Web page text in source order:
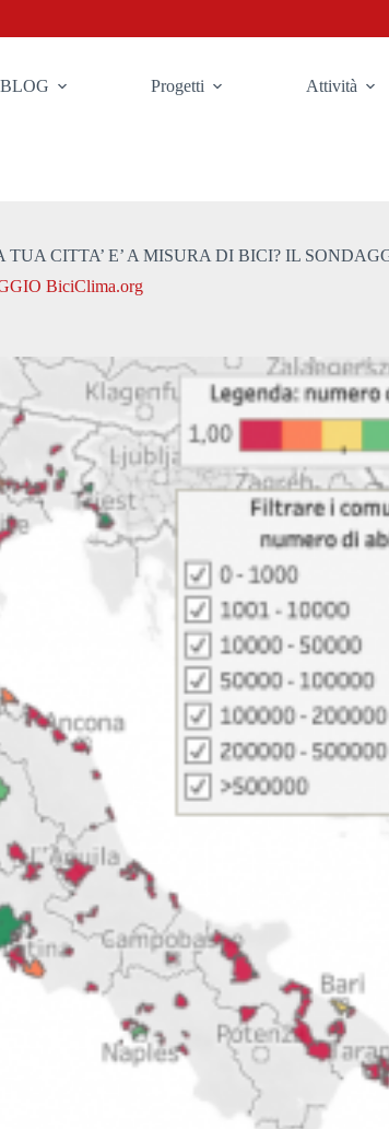
BLOG Progetti Attività
TUA CITTA’ E’ A MISURA DI BICI? IL
BiciClima.org